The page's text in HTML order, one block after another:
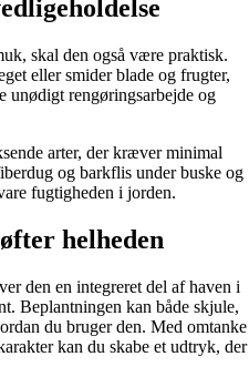
skal den også være praktisk.
eller smider blade og frugter,
unødigt rengøringsarbejde og
arter, der kræver minimal
og barkflis under buske og
fugtigheden i jorden.
helheden
den en integreret del af haven i
Beplantningen kan både skjule,
du bruger den. Med omtanke
kan du skabe et udtryk, der